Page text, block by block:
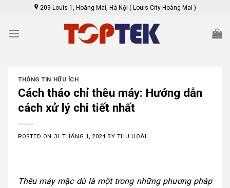
content
209 Louis 1, Hoàng Mai, Hà Nội ( Louis City Hoàng Mai )
THÔNG TIN HỮU ÍCH
Cách tháo chỉ thêu máy: Hướng dẫn
cách xử lý chi tiết nhất
POSTED ON 31 THÁNG 1, 2024 BY THU HOÀI
Thêu máy mặc dù là một trong những phương pháp